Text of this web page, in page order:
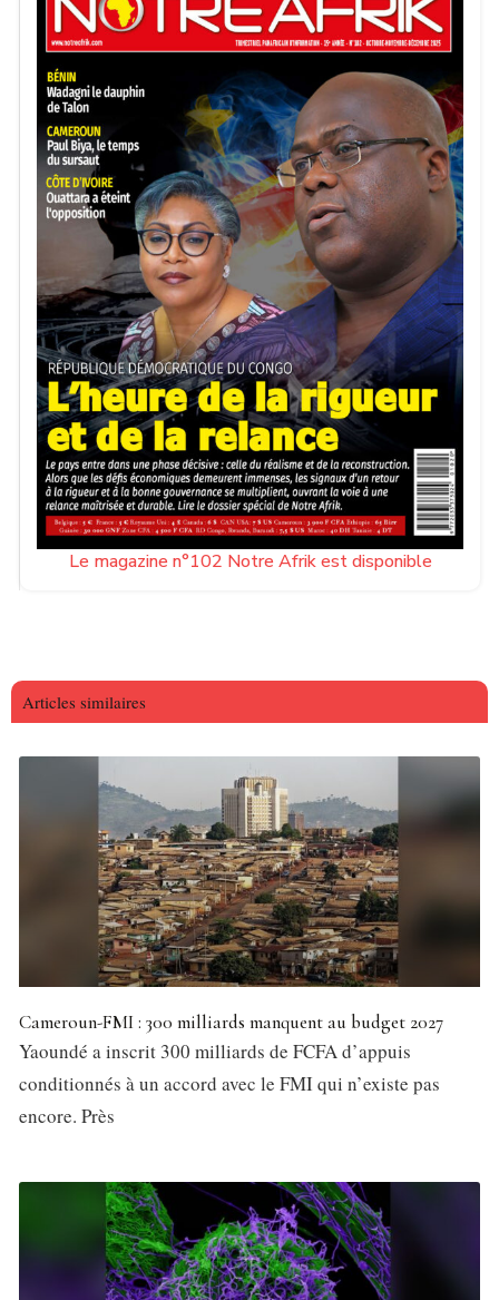
volonté de peser dans le débat public et de contribuer à
redéfinir les trajectoires politiques dans une région en
quête de stabilité et de gouvernance efficace.
Le magazine n°102 Notre Afrik est disponible
Articles similaires
Cameroun-FMI : 300 milliards manquent au budget 2027
Yaoundé a inscrit 300 milliards de FCFA d’appuis
conditionnés à un accord avec le FMI qui n’existe pas
encore. Près